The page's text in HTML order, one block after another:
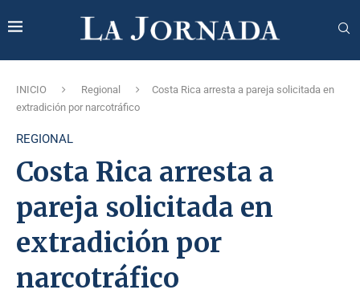
INICIO Regional
Costa Rica arresta a pareja solicitada en
extradición por narcotráfico
REGIONAL
Costa Rica arresta a
pareja solicitada en
extradición por
narcotráfico